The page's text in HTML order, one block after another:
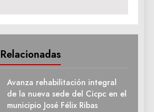
Avanza rehabilitación integral
de la nueva sede del Cicpc en el
municipio José Félix Ribas